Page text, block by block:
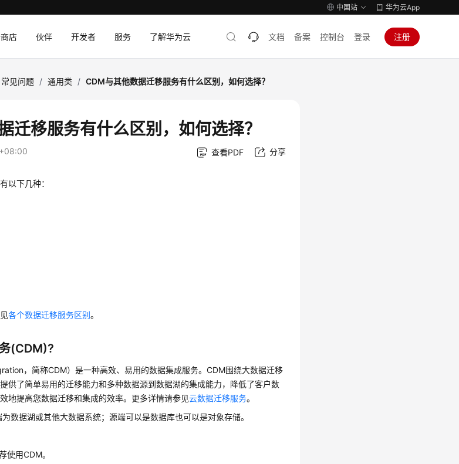
中国站 华为云App
店 伙伴 开发者 服务 了解华为云 文档 备案 控制台 登录 注册
常见问题 / 通用类 / CDM与其他数据迁移服务有什么区别，如何选择？
迁移服务有什么区别，如何选择？
查看PDF 分享
以下几种：
各个数据迁移服务区别。
(CDM)?
，简称CDM）是一种高效、易用的数据集成服务。CDM围绕大数据迁移
供了简单易用的迁移能力和多种数据源到数据湖的集成能力，降低了客户数
地提高您数据迁移和集成的效率。更多详情请参见云数据迁移服务。
数据湖或其他大数据系统；源端可以是数据库也可以是对象存储。
使用CDM。